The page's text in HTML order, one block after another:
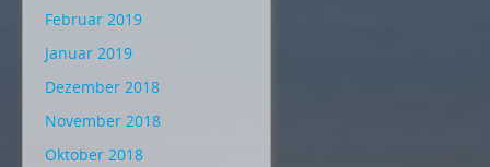
Februar 2019
Januar 2019
Dezember 2018
November 2018
Oktober 2018